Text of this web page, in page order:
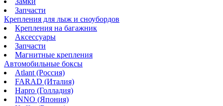
Запчасти
Крепления для лыж и сноубордов
Крепления на багажник
Аксессуары
Запчасти
Магнитные крепления
Автомобильные боксы
Atlant (Россия)
FARAD (Италия)
Hapro (Голладия)
INNO (Япония)